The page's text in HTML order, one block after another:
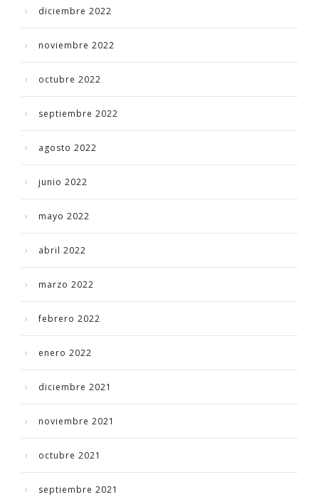
diciembre 2022
noviembre 2022
octubre 2022
septiembre 2022
agosto 2022
junio 2022
mayo 2022
abril 2022
marzo 2022
febrero 2022
enero 2022
diciembre 2021
noviembre 2021
octubre 2021
septiembre 2021